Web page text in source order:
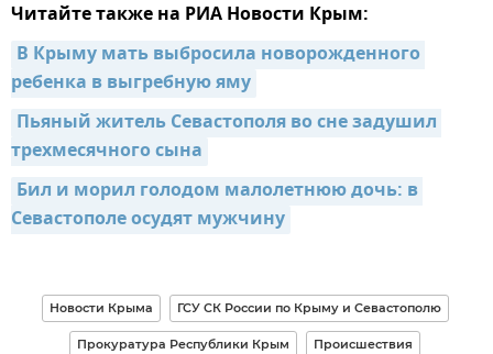
Читайте также на РИА Новости Крым:
В Крыму мать выбросила новорожденного
ребенка в выгребную яму
Пьяный житель Севастополя во сне задушил
трехмесячного сына
Бил и морил голодом малолетнюю дочь: в
Севастополе осудят мужчину
Новости Крыма ГСУ СК России по Крыму и Севастополю
Прокуратура Республики Крым Происшествия